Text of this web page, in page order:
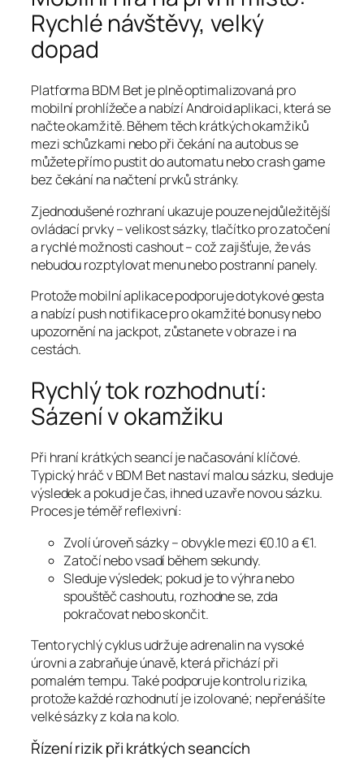
Rychlé návštěvy, velký
dopad
Platforma BDM Bet je plně optimalizovaná pro
mobilní prohlížeče a nabízí Android aplikaci, která se
načte okamžitě. Během těch krátkých okamžiků
mezi schůzkami nebo při čekání na autobus se
můžete přímo pustit do automatu nebo crash game
bez čekání na načtení prvků stránky.
Zjednodušené rozhraní ukazuje pouze nejdůležitější
ovládací prvky – velikost sázky, tlačítko pro zatočení
a rychlé možnosti cashout – což zajišťuje, že vás
nebudou rozptylovat menu nebo postranní panely.
Protože mobilní aplikace podporuje dotykové gesta
a nabízí push notifikace pro okamžité bonusy nebo
upozornění na jackpot, zůstanete v obraze i na
cestách.
Rychlý tok rozhodnutí:
Sázení v okamžiku
Při hraní krátkých seancí je načasování klíčové.
Typický hráč v BDM Bet nastaví malou sázku, sleduje
výsledek a pokud je čas, ihned uzavře novou sázku.
Proces je téměř reflexivní:
Zvolí úroveň sázky – obvykle mezi €0.10 a €1.
Zatočí nebo vsadí během sekundy.
Sleduje výsledek; pokud je to výhra nebo
spouštěč cashoutu, rozhodne se, zda
pokračovat nebo skončit.
Tento rychlý cyklus udržuje adrenalin na vysoké
úrovni a zabraňuje únavě, která přichází při
pomalém tempu. Také podporuje kontrolu rizika,
protože každé rozhodnutí je izolované; nepřenášíte
velké sázky z kola na kolo.
Řízení rizik při krátkých seancích